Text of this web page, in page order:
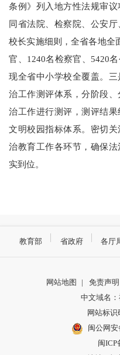
条例》列入地方性法规审
同省法院、检察院、公安
校长实施细则，全省各地全
官、1240名检察官、5420
现全省中小学校全覆盖。
治工作测评体系，分阶段
治工作进行测评，测评结
文明校园指标体系。密切
治教育工作各环节，确保
实到位。
教育部 省政府 各厅
网站地图 | 免责声明
中文域名
网站标识
闽公网安
闽ICP